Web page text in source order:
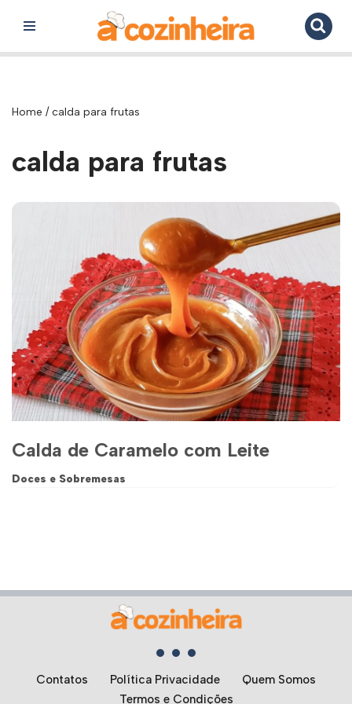
para
Home /calda para frutas
calda para frutas
Calda de Caramelo com Leite
Doces e Sobremesas
Contatos Política Privacidade
Quem Somos
Termos e Condições